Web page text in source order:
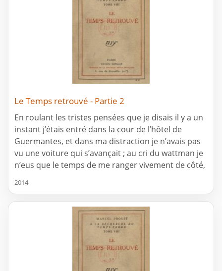
Le Temps retrouvé - Partie 2
En roulant les tristes pensées que je disais il y a un
instant j’étais entré dans la cour de l’hôtel de
Guermantes, et dans ma distraction je n’avais pas
vu une voiture qui s’avançait ; au cri du wattman je
n’eus que le temps de me ranger vivement de côté,
2014